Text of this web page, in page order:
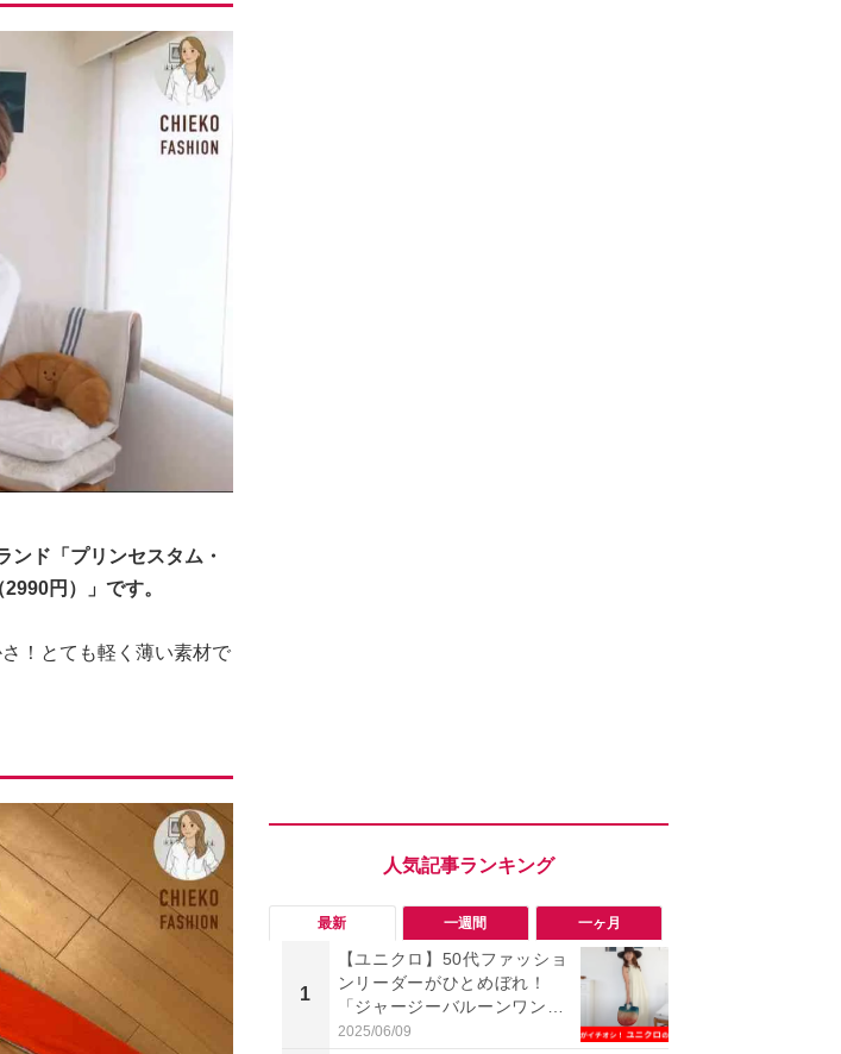
ド「プリンセスタム・
円）」です。
！とても軽く薄い素材で
最新 一週間 一ヶ月
1
【ユニクロ】50代ファッショ
ンリーダーがひとめぼれ！
「ジャージーバルーンワンピ
ース」は体型カバーできて最
2025/06/09